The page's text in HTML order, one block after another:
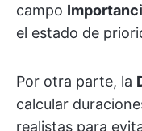
campo
el estado de
Por otra parte, la
calcular
realistas para